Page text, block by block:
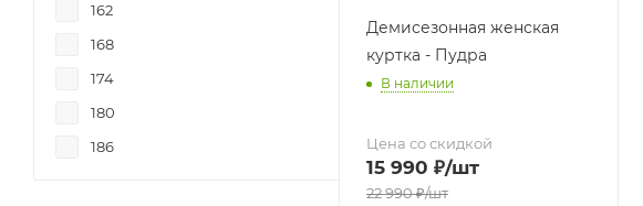
Демисезонная женская
куртка - Пудра
В наличии
Цена со скидкой
15 990 ₽/шт
22 990₽/шт
162
168
174
180
186